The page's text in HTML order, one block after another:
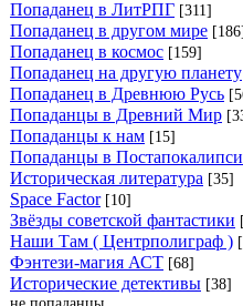
Попаданец в ЛитРПГ [311]
Попаданец в другом мире
Попаданец в космос [159]
Попаданец на другую планету
Попаданец в Древнюю Русь
Попаданцы в Древний Мир
Попаданцы к нам [15]
Попаданцы в
Историческая литература [35]
Space Factor [10]
Звёзды советской фантастики
Наши Там ( Центрполиграф )
Фэнтези-магия АСТ [68]
Исторические детективы [38]